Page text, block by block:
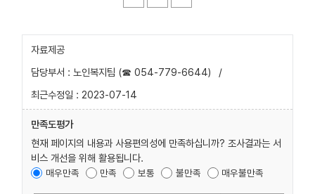
자료제공
담당부서 : 노인복지팀 (☎ 054-779-6644)
/
최근수정일 : 2023-07-14
만족도평가
현재 페이지의 내용과 사용편의성에 만족하십니까? 조사결과는 서
비스 개선을 위해 활용됩니다.
매우만족 만족 보통 불만족 매우불만족